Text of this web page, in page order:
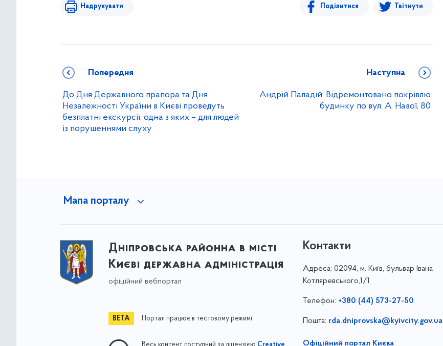
Надрукувати Поділитися Твітнути
Попередня
До Дня Державного прапора та Дня
Незалежності України в Києві проведуть
безплатні екскурсії, одна з яких – для людей
із порушеннями слуху
Наступна
Андрій Паладій: Відремонтовано покрівлю
будинку по вул. А. Навої, 80
Мапа порталу
Дніпровська районна в місті
Києві державна адміністрація
офіційний вебпортал
Портал працює в тестовому режимі
Контакти
Адреса: 02094, м. Київ, бульвар Івана
Котляревського,1/1
Телефон: +380 (44) 573-27-50
Пошта: rda.dniprovska@kyivcity.gov.ua
Офіційний портал Києва